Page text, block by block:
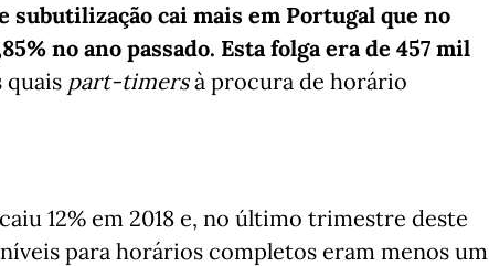
subutilização cai mais em Portugal que no
no ano passado. Esta folga era de 457 mil
quais part-timersà procura de horário
12% em 2018 e, no último trimestre deste
para horários completos eram menos um